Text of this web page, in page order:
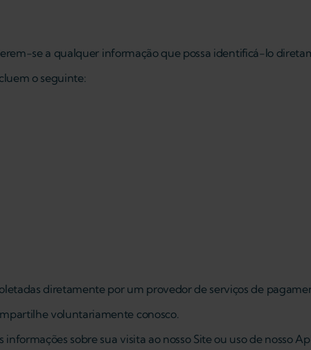
se a qualquer informação que possa identificá-lo
o seguinte:
diretamente por um provedor de serviços de
voluntariamente conosco.
sobre sua visita ao nosso Site ou uso de nosso